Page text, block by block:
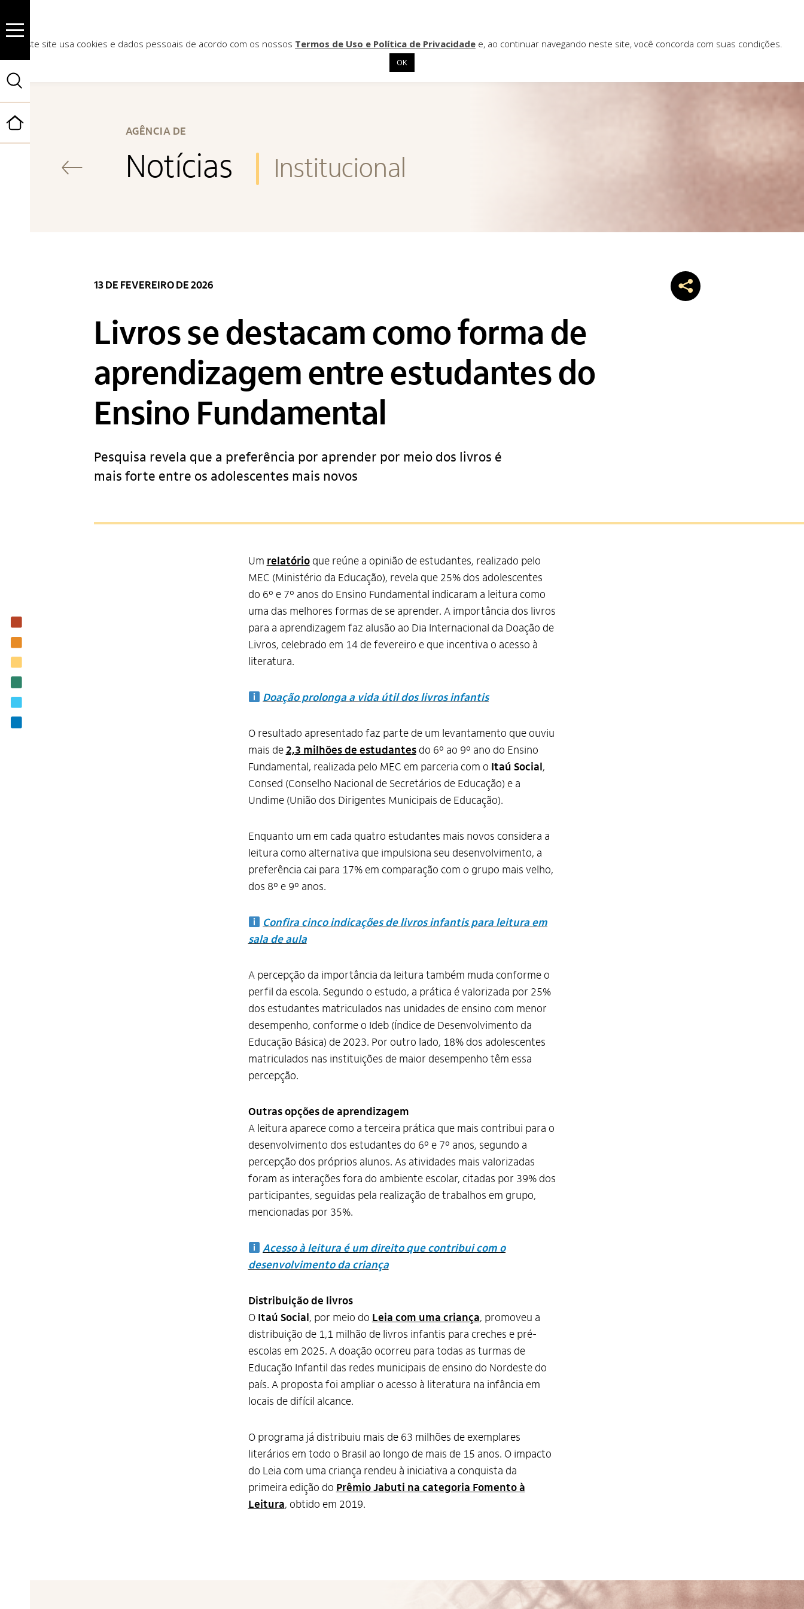
AGÊNCIA DE
Notícias Institucional
13 DE FEVEREIRO DE 2026
Livros se destacam como forma de
aprendizagem entre estudantes do
Ensino Fundamental
Pesquisa revela que a preferência por aprender por meio dos livros é
mais forte entre os adolescentes mais novos
Um relatórioque reúne a opinião de estudantes, realizado pelo
MEC (Ministério da Educação), revela que 25% dos adolescentes
do 6º e 7º anos do Ensino Fundamental indicaram a leitura como
uma das melhores formas de se aprender. A importância dos livros
para a aprendizagem faz alusão ao Dia Internacional da Doação de
Livros, celebrado em 14 de fevereiro e que incentiva o acesso à
literatura.
Doação prolonga a vida útil dos livros infantis
O resultado apresentado faz parte de um levantamento que ouviu
mais de 2,3 milhões de estudantesdo 6º ao 9º ano do Ensino
Fundamental, realizada pelo MEC em parceria com o Itaú Social,
Consed (Conselho Nacional de Secretários de Educação) e a
Undime (União dos Dirigentes Municipais de Educação).
Enquanto um em cada quatro estudantes mais novos considera a
leitura como alternativa que impulsiona seu desenvolvimento, a
preferência cai para 17% em comparação com o grupo mais velho,
dos 8º e 9º anos.
Confira cinco indicações de livros infantis para leitura em
sala de aula
A percepção da importância da leitura também muda conforme o
perfil da escola. Segundo o estudo, a prática é valorizada por 25%
dos estudantes matriculados nas unidades de ensino com menor
desempenho, conforme o Ideb (Índice de Desenvolvimento da
Educação Básica) de 2023. Por outro lado, 18% dos adolescentes
matriculados nas instituições de maior desempenho têm essa
percepção.
Outras opções de aprendizagem
A leitura aparece como a terceira prática que mais contribui para o
desenvolvimento dos estudantes do 6º e 7º anos, segundo a
percepção dos próprios alunos. As atividades mais valorizadas
foram as interações fora do ambiente escolar, citadas por 39% dos
participantes, seguidas pela realização de trabalhos em grupo,
mencionadas por 35%.
Acesso à leitura é um direito que contribui com o
desenvolvimento da criança
Distribuição de livros
O Itaú Social, por meio do Leia com uma criança, promoveu a
distribuição de 1,1 milhão de livros infantis para creches e pré-
escolas em 2025. A doação ocorreu para todas as turmas de
Educação Infantil das redes municipais de ensino do Nordeste do
país. A proposta foi ampliar o acesso à literatura na infância em
locais de difícil alcance.
O programa já distribuiu mais de 63 milhões de exemplares
literários em todo o Brasil ao longo de mais de 15 anos. O impacto
do Leia com uma criança rendeu à iniciativa a conquista da
primeira edição do Prêmio Jabuti na categoria Fomento à
Leitura, obtido em 2019.
Este site usa cookies e dados pessoais de acordo com os nossos Termos de Uso e Política de Privacidade e, ao continuar navegando neste site, você concorda com suas condições.
OK